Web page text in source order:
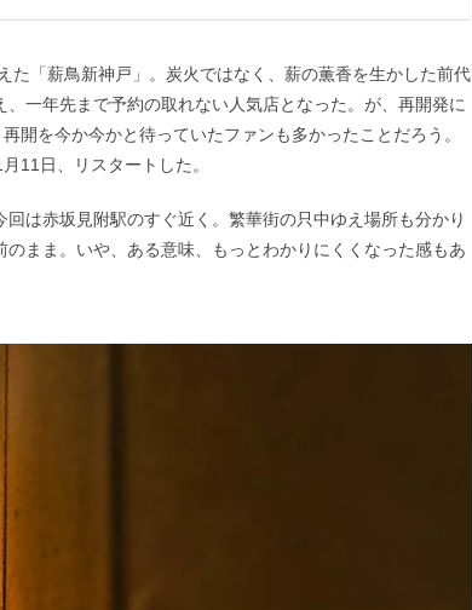
た「薪鳥新神戸」。炭火ではなく、薪の薫香を生かした前代
一年先まで予約の取れない人気店となった。が、再開発に
開を今か今かと待っていたファンも多かったことだろう。
11日、リスタートした。
は赤坂見附駅のすぐ近く。繁華街の只中ゆえ場所も分かり
まま。いや、ある意味、もっとわかりにくくなった感もあ